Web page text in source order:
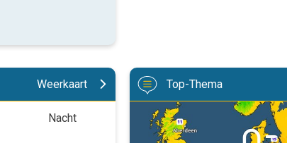
Weerkaart
Nacht Ochtend
Top-Thema
Er komen koelere nachten aan.